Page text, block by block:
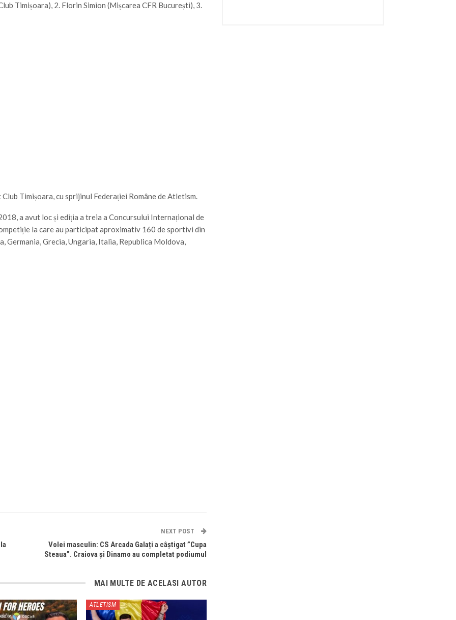
Timișoara), 2. Florin Simion (Mișcarea CFR București), 3.
Timișoara, cu sprijinul Federației Române de Atletism.
a avut loc și ediția a treia a Concursului Internațional de
la care au participat aproximativ 160 de sportivi din
Germania, Grecia, Ungaria, Italia, Republica Moldova,
NEXT POST
Volei masculin: CS Arcada Galați a câștigat ”Cupa
Steaua”. Craiova și Dinamo au completat podiumul
MAI MULTE DE ACELASI AUTOR
ATLETISM